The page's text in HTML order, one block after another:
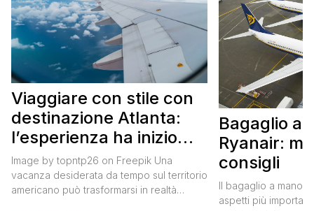
Viaggiare con stile con
destinazione Atlanta:
l’esperienza ha inizio
con un volo Air France
Image by topntp26 on Freepik Una
vacanza desiderata da tempo sul territorio
americano può trasformarsi in realtà
Bagaglio a
Ryanair:
consigli
Il bagaglio a mano
aspetti più